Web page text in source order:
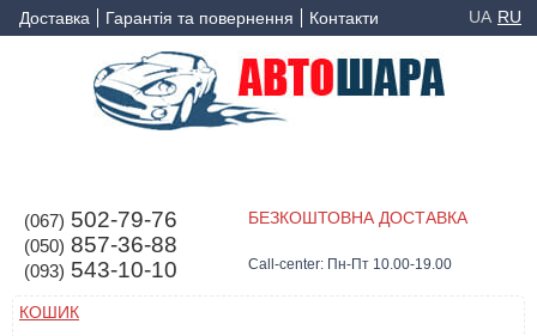
Доставка Гарантія та повернення Контакти UA RU
(067) 502-79-76
(050) 857-36-88
(093) 543-10-10
БЕЗКОШТОВНА ДОСТАВКА
Call-center: Пн-Пт 10.00-19.00
КОШИК